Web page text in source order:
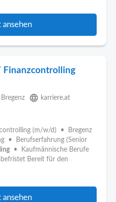
ansehen
Finanzcontrolling
Bregenz language karriere.at
(m/w/d) • Bregenz
• Berufserfahrung (Senior
• Kaufmännische Berufe
Bereit für den
ansehen